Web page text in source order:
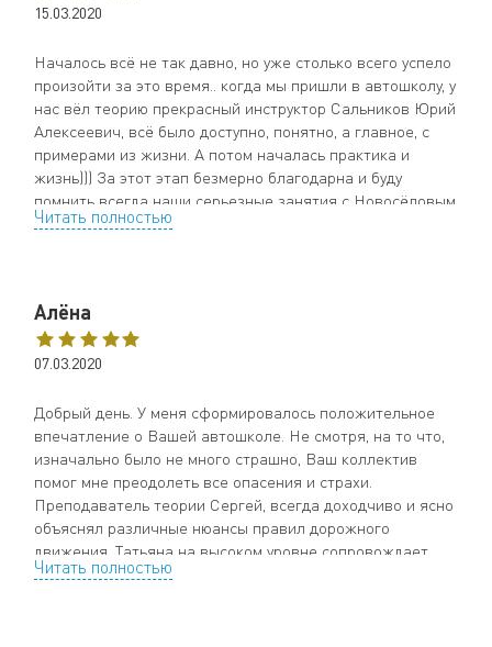
15.03.2020
Началось всё не так давно, но уже столько всего успело
произойти за это время.. когда мы пришли в автошколу, у
нас вёл теорию прекрасный инструктор Сальников Юрий
Алексеевич, всё было доступно, понятно, а главное, с
примерами из жизни. А потом началась практика и
жизнь))) За этот этап безмерно благодарна и буду
помнить всегда наши серьезные занятия с Новосёловым
Александром Ивановичем! Этот человек-вагон
своевременное предупреждение о вождениях и
сдачах!!! ♥️♥️♥️
P.S. Хочется обратиться к тем, кому экзамены только
внимательны, невозмутимы, спокойны и не тупите как мы
в своё время:))
Читать полностью
Алёна
07.03.2020
Добрый день. У меня сформировалось положительное
впечатление о Вашей автошколе. Не смотря, на то что,
изначально было не много страшно, Ваш коллектив
помог мне преодолеть все опасения и страхи.
Преподаватель теории Сергей, всегда доходчиво и ясно
объяснял различные нюансы правил дорожного
движения. Татьяна на высоком уровне сопровождает
учеников, у такого менеджера всегда всё под контролем.
Читать полностью